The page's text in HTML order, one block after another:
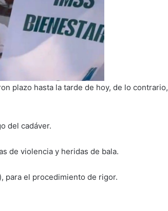
plazo hasta la tarde de hoy, de lo contrario,
del cadáver.
de violencia y heridas de bala.
para el procedimiento de rigor.